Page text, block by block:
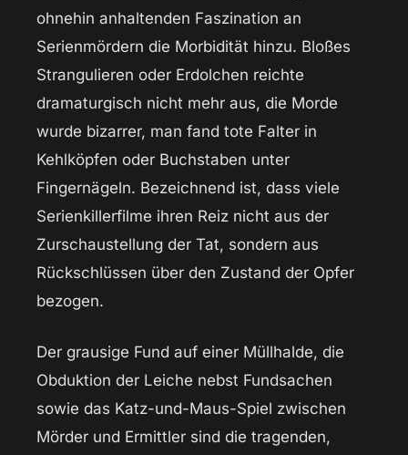
ohnehin anhaltenden Faszination an
Serienmördern die Morbidität hinzu. Bloßes
Strangulieren oder Erdolchen reichte
dramaturgisch nicht mehr aus, die Morde
wurde bizarrer, man fand tote Falter in
Kehlköpfen oder Buchstaben unter
Fingernägeln. Bezeichnend ist, dass viele
Serienkillerfilme ihren Reiz nicht aus der
Zurschaustellung der Tat, sondern aus
Rückschlüssen über den Zustand der Opfer
bezogen.
Der grausige Fund auf einer Müllhalde, die
Obduktion der Leiche nebst Fundsachen
sowie das Katz-und-Maus-Spiel zwischen
Mörder und Ermittler sind die tragenden,